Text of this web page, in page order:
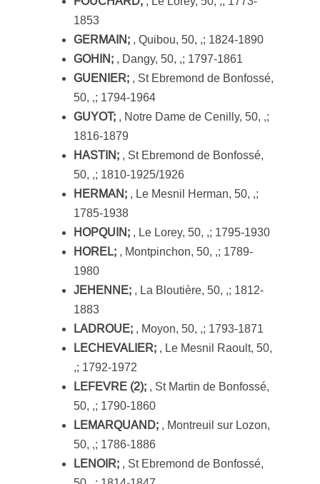
1853
GERMAIN;, Quibou, 50, ,; 1824-1890
GOHIN;, Dangy, 50, ,; 1797-1861
GUENIER;, St Ebremond de Bonfossé,
50, ,; 1794-1964
GUYOT;, Notre Dame de Cenilly, 50, ,;
1816-1879
HASTIN;, St Ebremond de Bonfossé,
50, ,; 1810-1925/1926
HERMAN;, Le Mesnil Herman, 50, ,;
1785-1938
HOPQUIN;, Le Lorey, 50, ,; 1795-1930
HOREL;, Montpinchon, 50, ,; 1789-
1980
JEHENNE;, La Bloutière, 50, ,; 1812-
1883
LADROUE;, Moyon, 50, ,; 1793-1871
LECHEVALIER;, Le Mesnil Raoult, 50,
,; 1792-1972
LEFEVRE (2);, St Martin de Bonfossé,
50, ,; 1790-1860
LEMARQUAND;, Montreuil sur Lozon,
50, ,; 1786-1886
LENOIR;, St Ebremond de Bonfossé,